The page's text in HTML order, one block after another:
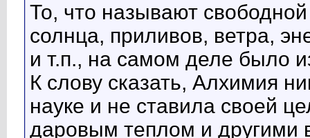
То, что называют
солнца, приливов, ветра,
и т.п., на самом деле было
К слову сказать, Алхимия
науке и не ставила своей
даровым теплом и другими